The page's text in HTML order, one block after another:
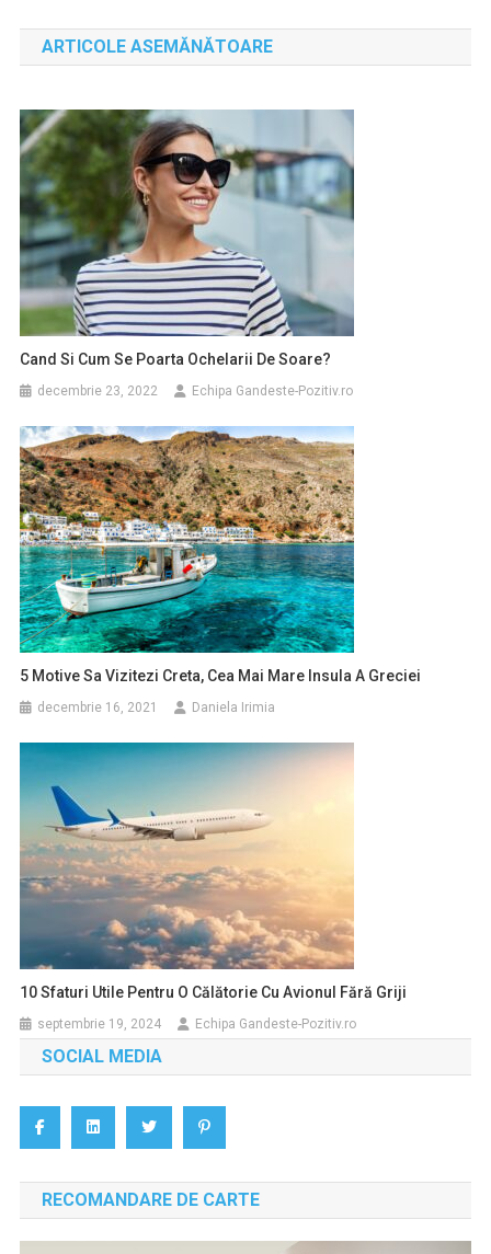
în
articole
ARTICOLE ASEMĂNĂTOARE
Cand Si Cum Se Poarta Ochelarii De Soare?
decembrie 23, 2022 Echipa Gandeste-Pozitiv.ro
5 Motive Sa Vizitezi Creta, Cea Mai Mare Insula A Greciei
decembrie 16, 2021 Daniela Irimia
10 Sfaturi Utile Pentru O Călătorie Cu Avionul Fără Griji
septembrie 19, 2024 Echipa Gandeste-Pozitiv.ro
SOCIAL MEDIA
RECOMANDARE DE CARTE